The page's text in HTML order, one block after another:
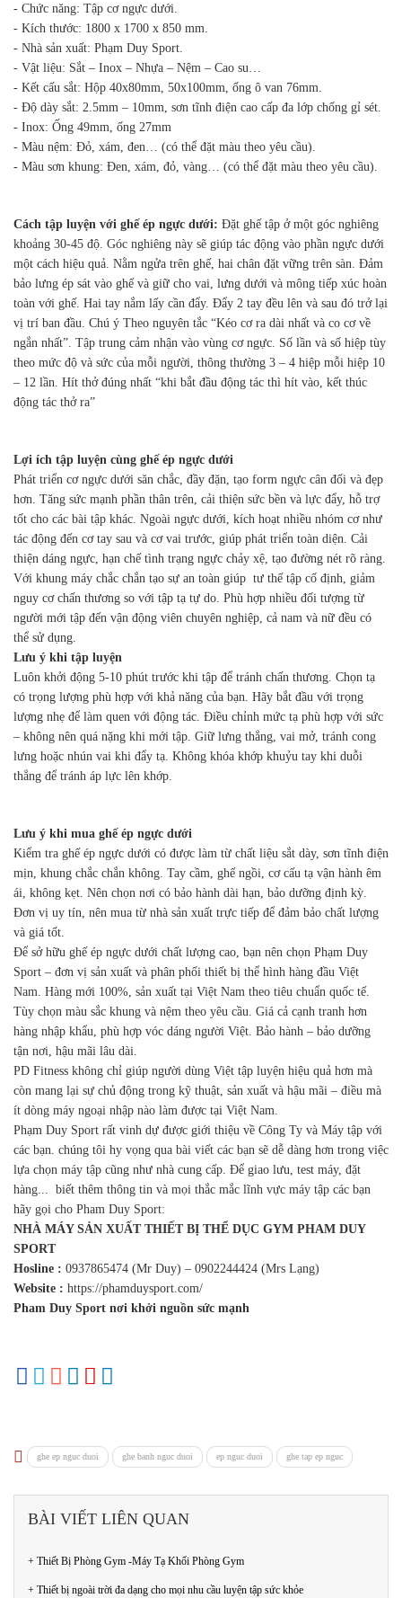
- Chức năng: Tập cơ ngực dưới.
- Kích thước: 1800 x 1700 x 850 mm.
- Nhà sản xuất: Phạm Duy Sport.
- Vật liệu: Sắt – Inox – Nhựa – Nệm – Cao su…
- Kết cấu sắt: Hộp 40x80mm, 50x100mm, ống ô van 76mm.
- Độ dày sắt: 2.5mm – 10mm, sơn tĩnh điện cao cấp đa lớp chống gỉ sét.
- Inox: Ống 49mm, ống 27mm
- Màu nệm: Đỏ, xám, đen… (có thể đặt màu theo yêu cầu).
- Màu sơn khung: Đen, xám, đỏ, vàng… (có thể đặt màu theo yêu cầu).
Cách tập luyện với ghế ép ngực dưới: Đặt ghế tập ở một góc nghiêng
khoảng 30-45 độ. Góc nghiêng này sẽ giúp tác động vào phần ngực dưới
một cách hiệu quả. Nằm ngửa trên ghế, hai chân đặt vững trên sàn. Đảm
bảo lưng ép sát vào ghế và giữ cho vai, lưng dưới và mông tiếp xúc hoàn
toàn với ghế. Hai tay nắm lấy cần đẩy. Đẩy 2 tay đều lên và sau đó trở lại
vị trí ban đầu. Chú ý Theo nguyên tắc “Kéo cơ ra dài nhất và co cơ về
ngắn nhất”. Tập trung cảm nhận vào vùng cơ ngực. Số lần và số hiệp tùy
theo mức độ và sức của mỗi người, thông thường 3 – 4 hiệp mỗi hiệp 10
– 12 lần. Hít thở đúng nhất “khi bắt đầu động tác thì hít vào, kết thúc
động tác thở ra”
Lợi ích tập luyện cùng ghế ép ngực dưới
Phát triển cơ ngực dưới săn chắc, đầy đặn, tạo form ngực cân đối và đẹp
hơn. Tăng sức mạnh phần thân trên, cải thiện sức bền và lực đẩy, hỗ trợ
tốt cho các bài tập khác. Ngoài ngực dưới, kích hoạt nhiều nhóm cơ như
tác động đến cơ tay sau và cơ vai trước, giúp phát triển toàn diện. Cải
thiện dáng ngực, hạn chế tình trạng ngực chảy xệ, tạo đường nét rõ ràng.
Với khung máy chắc chắn tạo sự an toàn giúp tư thế tập cố định, giảm
nguy cơ chấn thương so với tập tạ tự do. Phù hợp nhiều đối tượng từ
người mới tập đến vận động viên chuyên nghiệp, cả nam và nữ đều có
thể sử dụng.
Lưu ý khi tập luyện
Luôn khởi động 5-10 phút trước khi tập để tránh chấn thương. Chọn tạ
có trọng lượng phù hợp với khả năng của bạn. Hãy bắt đầu với trọng
lượng nhẹ để làm quen với động tác. Điều chỉnh mức tạ phù hợp với sức
– không nên quá nặng khi mới tập. Giữ lưng thẳng, vai mở, tránh cong
lưng hoặc nhún vai khi đẩy tạ. Không khóa khớp khuỷu tay khi duỗi
thẳng để tránh áp lực lên khớp.
Lưu ý khi mua ghế ép ngực dưới
Kiểm tra ghế ép ngực dưới có được làm từ chất liệu sắt dày, sơn tĩnh điện
mịn, khung chắc chắn không. Tay cầm, ghế ngồi, cơ cấu tạ vận hành êm
ái, không kẹt. Nên chọn nơi có bảo hành dài hạn, bảo dưỡng định kỳ.
Đơn vị uy tín, nên mua từ nhà sản xuất trực tiếp để đảm bảo chất lượng
và giá tốt.
Để sở hữu ghế ép ngực dưới chất lượng cao, bạn nên chọn Phạm Duy
Sport – đơn vị sản xuất và phân phối thiết bị thể hình hàng đầu Việt
Nam. Hàng mới 100%, sản xuất tại Việt Nam theo tiêu chuẩn quốc tế.
Tùy chọn màu sắc khung và nệm theo yêu cầu. Giá cả cạnh tranh hơn
hàng nhập khẩu, phù hợp vóc dáng người Việt. Bảo hành – bảo dưỡng
tận nơi, hậu mãi lâu dài.
PD Fitness không chỉ giúp người dùng Việt tập luyện hiệu quả hơn mà
còn mang lại sự chủ động trong kỹ thuật, sản xuất và hậu mãi – điều mà
ít dòng máy ngoại nhập nào làm được tại Việt Nam.
Phạm Duy Sport rất vinh dự được giới thiệu về Công Ty và Máy tập với
các bạn. chúng tôi hy vọng qua bài viết các bạn sẽ dễ dàng hơn trong việc
lựa chọn máy tập cũng như nhà cung cấp. Để giao lưu, test máy, đặt
hàng... biết thêm thông tin và mọi thắc mắc lĩnh vực máy tập các bạn
hãy gọi cho Pham Duy Sport:
NHÀ MÁY SẢN XUẤT THIẾT BỊ THỂ DỤC GYM PHAM DUY
SPORT
Hosline : 0937865474 (Mr Duy) – 0902244424 (Mrs Lạng)
Website : https://phamduysport.com/
Pham Duy Sport nơi khởi nguồn sức mạnh
ghe ep nguc duoi ghe banh nguc duoi ep nguc duoi ghe tap ep nguc
BÀI VIẾT LIÊN QUAN
+ Thiết Bị Phòng Gym -Máy Tạ Khối Phòng Gym
+ Thiết bị ngoài trời đa dạng cho mọi nhu cầu luyện tập sức khỏe